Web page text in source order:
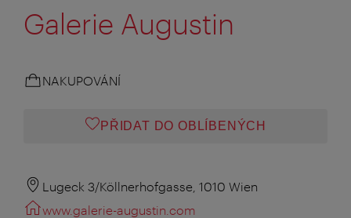
Galerie Augustin
NAKUPOVÁNÍ
PŘIDAT DO OBLÍBENÝCH
Lugeck 3/Köllnerhofgasse, 1010 Wien
www.galerie-augustin.com